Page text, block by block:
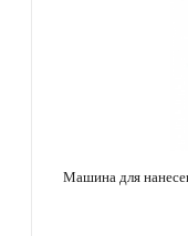
Машина для